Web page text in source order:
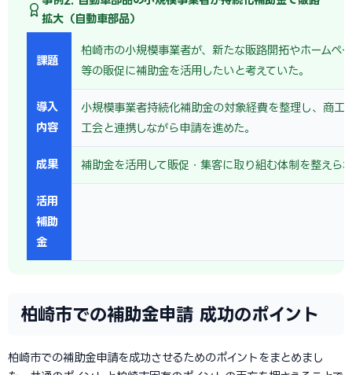
拡大（自動車部品）
課題
柏崎市の小規模事業者が、新たな販路開拓やホームペ
等の販促に補助金を活用したいと考えていた。
導入
内容
小規模事業者持続化補助金の対象経費を整理し、商工
工会と連携しながら申請を進めた。
成果 補助金を活用して販促・集客に取り組む体制を整えら
活用
補助
金
柏崎市での補助金申請 成功のポイント
柏崎市での補助金申請を成功させるためのポイントをまとめまし